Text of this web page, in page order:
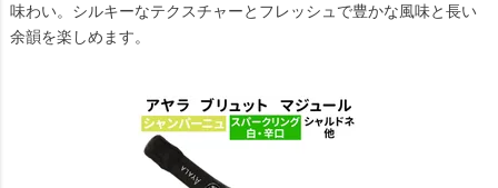
味わい。シルキーなテクスチャーとフレッシュで豊かな風味と長い
余韻を楽しめます。